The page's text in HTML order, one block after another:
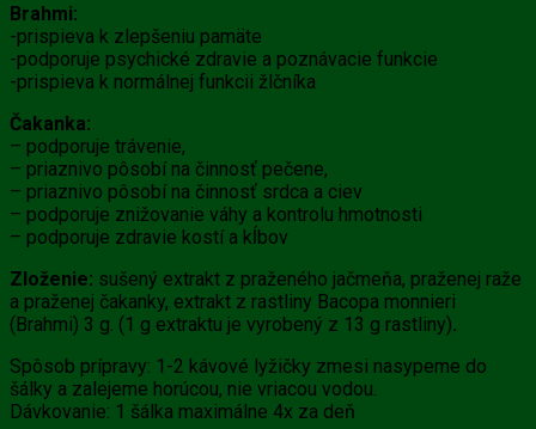
Brahmi:
-prispieva k zlepšeniu pamäte
-podporuje psychické zdravie a poznávacie funkcie
-prispieva k normálnej funkcii žlčníka
Čakanka:
– podporuje trávenie,
– priaznivo pôsobí na činnosť pečene,
– priaznivo pôsobí na činnosť srdca a ciev
– podporuje znižovanie váhy a kontrolu hmotnosti
– podporuje zdravie kostí a kĺbov
Zloženie: sušený extrakt z praženého jačmeňa, praženej raže
a praženej čakanky, extrakt z rastliny Bacopa monnieri
(Brahmi) 3 g. (1 g extraktu je vyrobený z 13 g rastliny).
Spôsob prípravy: 1-2 kávové lyžičky zmesi nasypeme do
šálky a zalejeme horúcou, nie vriacou vodou.
Dávkovanie: 1 šálka maximálne 4x za deň